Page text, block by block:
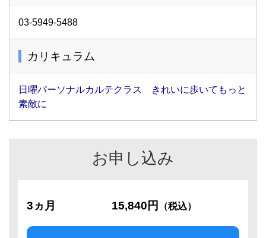
03-5949-5488
カリキュラム
日曜パーソナルカルテクラス きれいに歩いてもっと
素敵に
お申し込み
3ヵ月 15,840円 （税込）